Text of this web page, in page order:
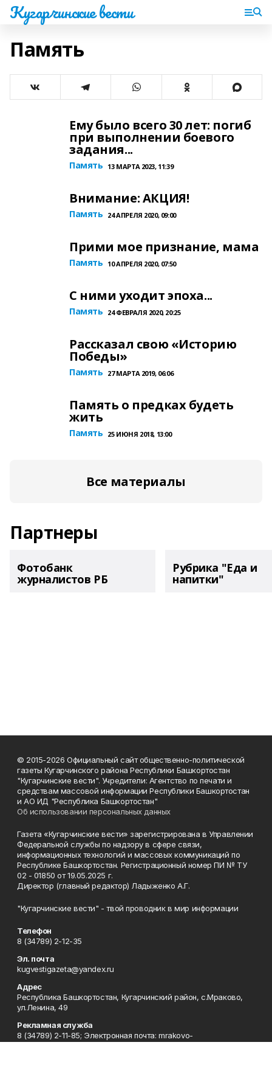
Кугарчинские вести
Память
Ему было всего 30 лет: погиб
при выполнении боевого
задания...
Память 13 МАРТА 2023, 11:39
Внимание: АКЦИЯ!
Память 24 АПРЕЛЯ 2020, 09:00
Прими мое признание, мама
Память 10 АПРЕЛЯ 2020, 07:50
С ними уходит эпоха...
Память 24 ФЕВРАЛЯ 2020, 20:25
Рассказал свою «Историю
Победы»
Память 27 МАРТА 2019, 06:06
Память о предках будеть
жить
Память 25 ИЮНЯ 2018, 13:00
Все материалы
Партнеры
Фотобанк
журналистов РБ
Рубрика "Еда и
напитки"
© 2015-2026 Официальный сайт общественно-политической
газеты Кугарчинского района Республики Башкортостан
"Кугарчинские вести". Учредители: Агентство по печати и
средствам массовой информации Республики Башкортостан
и АО ИД "Республика Башкортостан"
Об использовании персональных данных
Газета «Кугарчинские вести» зарегистрирована в Управлении
Федеральной службы по надзору в сфере связи,
информационных технологий и массовых коммуникаций по
Республике Башкортостан. Регистрационный номер ПИ № ТУ
02 - 01850 от 19.05.2025 г.
Директор (главный редактор) Ладыженко А.Г.
"Кугарчинские вести" - твой проводник в мир информации
Телефон
8 (34789) 2-12-35
Эл. почта
kugvestigazeta@yandex.ru
Адрес
Республика Башкортостан, Кугарчинский район, с.Мраково,
ул.Ленина, 49
Рекламная служба
8 (34789) 2-11-85; Электронная почта: mrakovo-